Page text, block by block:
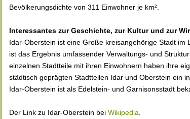
Bevölkerungsdichte von 311 Einwohner je km².
Interessantes zur Geschichte, zur Kultur und zur
Idar-Oberstein ist eine Große kreisangehörige Stadt im
ist das Ergebnis umfassender Verwaltungs- und
einzelnen Stadtteile mit ihren Einwohnern haben ihre
städtisch geprägten Stadtteilen Idar und Oberstein ein
Idar-Oberstein ist als Edelstein- und Garnisonsstadt
Der Link zu Idar-Oberstein bei Wikipedia